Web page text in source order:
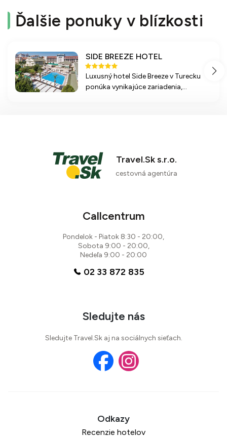
84 %
Ďalšie ponuky v blízkosti
SIDE BREEZE HOTEL
Luxusný hotel Side Breeze v Turecku
ponúka vynikajúce zariadenia,
Travel.Sk s.r.o.
cestovná agentúra
Callcentrum
Pondelok - Piatok 8:30 - 20:00,
Sobota 9:00 - 20:00,
Nedeľa 9:00 - 20:00
02 33 872 835
Sledujte nás
Sledujte Travel.Sk aj na sociálnych sieťach.
Recenzie hotelov